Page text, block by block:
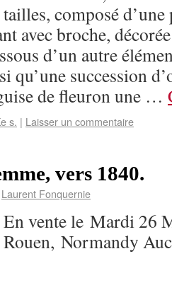
tailles, composé
avec broche,
d’un autre
qu’une succession
de fleuron une …
s. | Laisser un commentaire
vers 1840.
Laurent Fonquernie
En vente le Mardi 26
Rouen, Normandy